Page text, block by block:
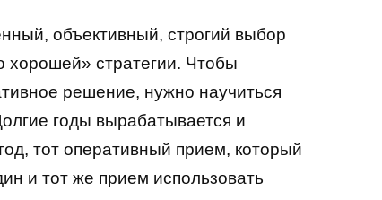
объективный, строгий выбор
хорошей» стратегии. Чтобы
решение, нужно научиться
годы вырабатывается и
тот оперативный прием, который
и тот же прием использовать